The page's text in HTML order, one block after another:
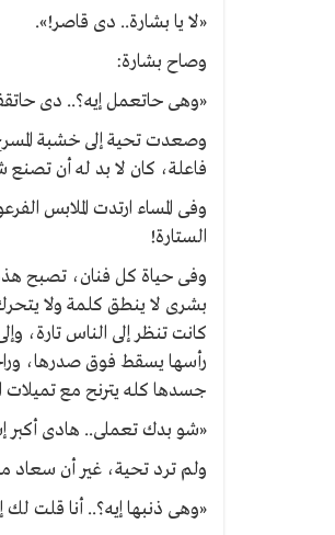
«لا يا بشارة.. دى قاصر!».
وصاح بشارة:
«وهى حاتعمل إيه؟.. دى
وصعدت تحية إلى خشبة
فاعلة، كان لا بد له أن
وفى المساء ارتدت الملابس
الستارة!
وفى حياة كل فنان، تصبح
بشرى لا ينطق كلمة ولا
كانت تنظر إلى الناس تارة،
رأسها يسقط فوق صدرها،
جسدها كله يترنح مع تميلات
«شو بدك تعملى.. هادى أكبر
ولم ترد تحية، غير أن
«وهى ذنبها إيه؟.. أنا قلت